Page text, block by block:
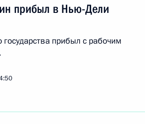
прибыл в Нью-Дели
государства прибыл с рабочим